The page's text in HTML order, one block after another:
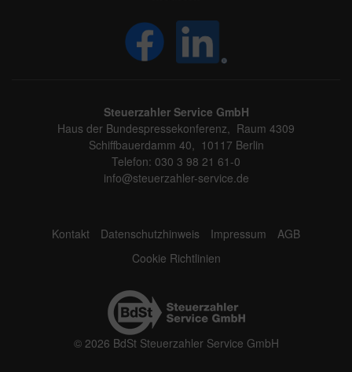
Steuerzahler Service GmbH
Haus der Bundespressekonferenz, Raum 4309
Schiffbauerdamm 40, 10117 Berlin
Telefon: 030 3 98 21 61-0
info@steuerzahler-service.de
Kontakt Datenschutzhinweis Impressum
AGB
Cookie Richtlinien
© 2026 BdSt Steuerzahler Service GmbH